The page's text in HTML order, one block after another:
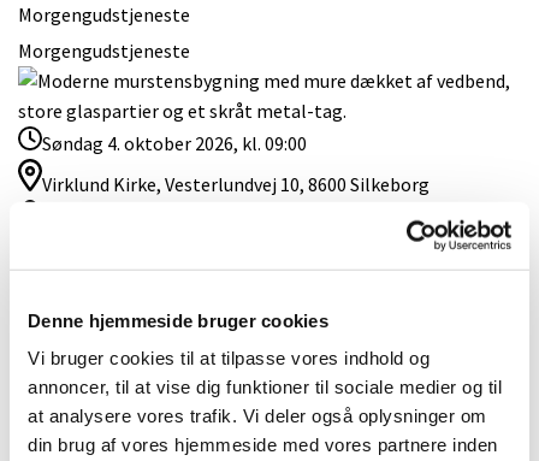
Denne hjemmeside bruger cookies
Vi bruger cookies til at tilpasse vores indhold og
annoncer, til at vise dig funktioner til sociale medier og til
at analysere vores trafik. Vi deler også oplysninger om
din brug af vores hjemmeside med vores partnere inden
Morgengudstjeneste
Morgengudstjeneste
Søndag 4. oktober 2026, kl. 09:00
Virklund Kirke, Vesterlundvej 10, 8600 Silkeborg